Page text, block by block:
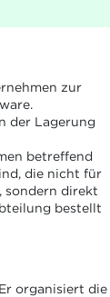
zur
der Lagerung
betreffend
die nicht für
sondern direkt
bestellt
organisiert die